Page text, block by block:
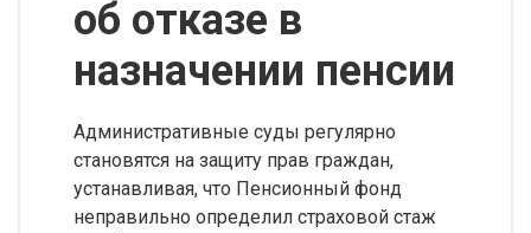
об отказе в
назначении пенсии
Административные суды регулярно
становятся на защиту прав граждан,
устанавливая, что Пенсионный фонд
неправильно определил страховой стаж